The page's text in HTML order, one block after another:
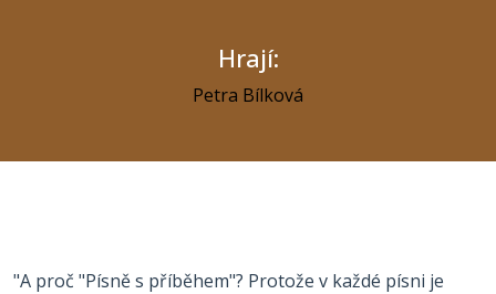
Hrají:
Petra Bílková
"A proč "Písně s příběhem"? Protože v každé písni je